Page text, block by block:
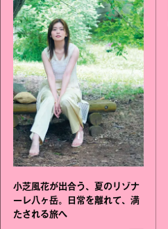
小芝風花が出合う、夏のリゾナ
ーレ八ヶ岳。日常を離れて、満
たされる旅へ